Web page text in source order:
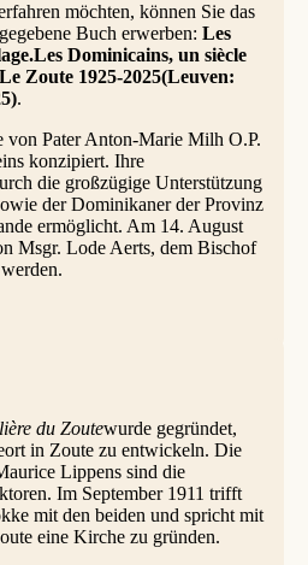
möchten, können Sie das
Buch erwerben: Les
Dominicains, un siècle
Zoute 1925-2025(Leuven:
.
von Pater Anton-Marie Milh O.P.
konzipiert. Ihre
die großzügige Unterstützung
der Dominikaner der Provinz
ermöglicht. Am 14. August
Msgr. Lode Aerts, dem Bischof
du Zoutewurde gegründet,
in Zoute zu entwickeln. Die
Lippens sind die
Im September 1911 trifft
mit den beiden und spricht mit
eine Kirche zu gründen.